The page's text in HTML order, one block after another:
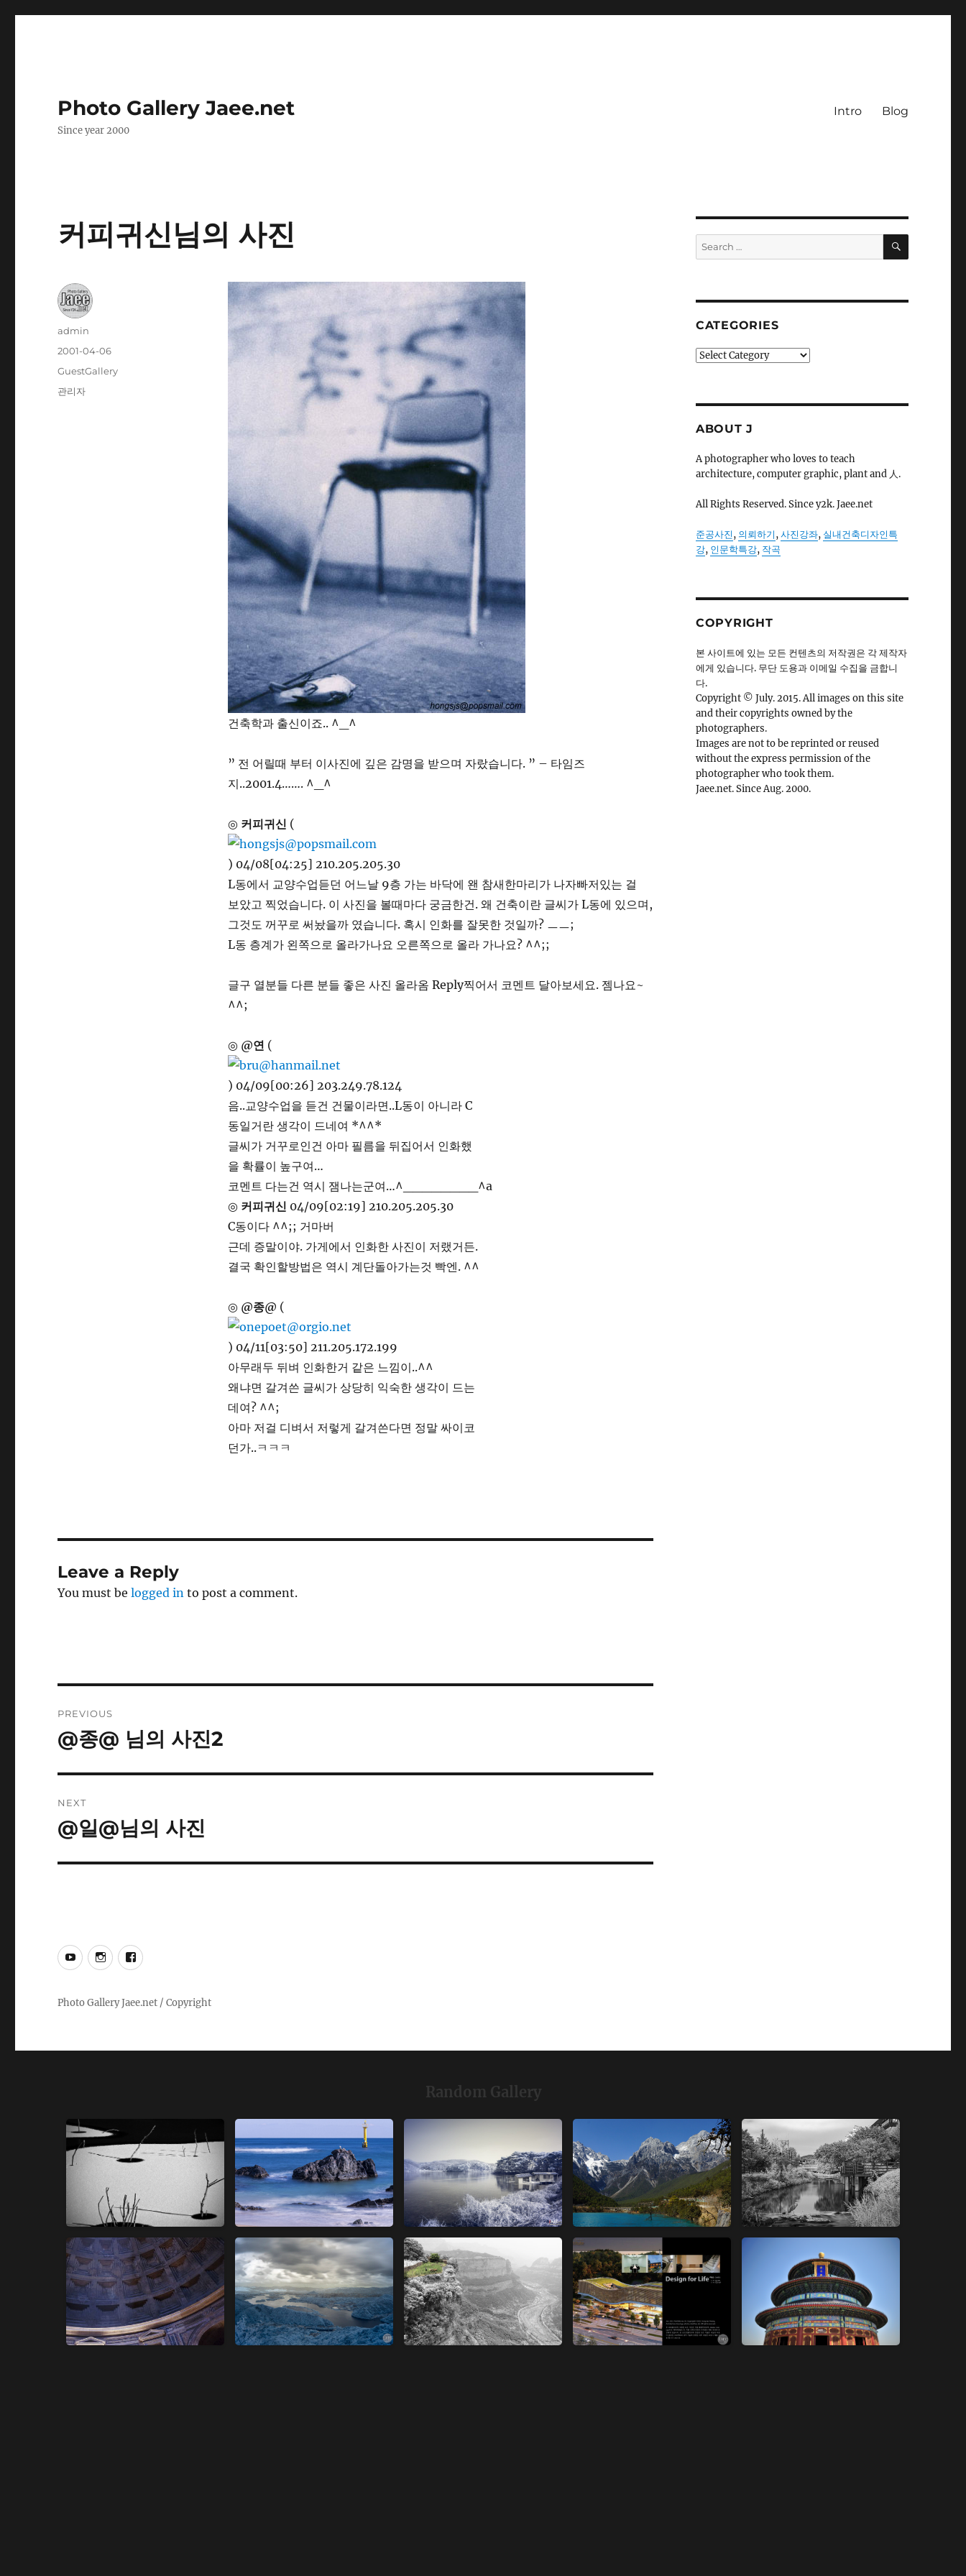
Photo Gallery Jaee.net
Since year 2000
Intro Blog
커피귀신님의 사진
건축학과 출신이죠.. ^_^
” 전 어릴때 부터 이사진에 깊은 감명을 받으며 자랐습니다. ” – 타임즈
지..2001.4……. ^_^
◎ 커피귀신 (
) 04/08[04:25] 210.205.205.30
L동에서 교양수업듣던 어느날 9층 가는 바닥에 왠 참새한마리가 나자빠저있는 걸
보았고 찍었습니다. 이 사진을 볼때마다 궁금한건. 왜 건축이란 글씨가 L동에 있으며,
그것도 꺼꾸로 써놨을까 였습니다. 혹시 인화를 잘못한 것일까? ㅡㅡ;
L동 층계가 왼쪽으로 올라가나요 오른쪽으로 올라 가나요? ^^;;
글구 열분들 다른 분들 좋은 사진 올라옴 Reply찍어서 코멘트 달아보세요. 젬나요~
^^;
◎ @연 (
) 04/09[00:26] 203.249.78.124
음..교양수업을 듣건 건물이라면..L동이 아니라 C
동일거란 생각이 드네여 *^^*
글씨가 거꾸로인건 아마 필름을 뒤집어서 인화했
을 확률이 높구여…
코멘트 다는건 역시 잼나는군여…^________^a
◎ 커피귀신 04/09[02:19] 210.205.205.30
C동이다 ^^;; 거마버
근데 증말이야. 가게에서 인화한 사진이 저랬거든.
결국 확인할방법은 역시 계단돌아가는것 빡엔. ^^
◎ @종@ (
) 04/11[03:50] 211.205.172.199
아무래두 뒤벼 인화한거 같은 느낌이..^^
왜냐면 갈겨쓴 글씨가 상당히 익숙한 생각이 드는
데여? ^^;
아마 저걸 디벼서 저렇게 갈겨쓴다면 정말 싸이코
던가..ㅋㅋㅋ
Author
admin
Posted
2001-04-06
Categories
GuestGallery
Tags
관리자
Leave a Reply
You must belogged in to post a comment.
navigation
PREVIOUS
Previous
@종@ 님의 사진2
NEXT
Next
@일@님의 사진
Search
for:
SEARCH
CATEGORIES
Categories
ABOUT J
A photographer who loves to teach
architecture, computer graphic, plant and 人.
All Rights Reserved. Since y2k. Jaee.net
준공사진, 의뢰하기,사진강좌, 실내건축디자인특
강, 인문학특강, 작곡
COPYRIGHT
본 사이트에 있는 모든 컨텐츠의 저작권은 각 제작자
에게 있습니다. 무단 도용과 이메일 수집을 금합니
다.
Copyright © July. 2015. All images on this site
and their copyrights owned by the
photographers.
Images are not to be reprinted or reused
without the express permission of the
photographer who took them.
Jaee.net. Since Aug. 2000.
YouTubeInstagramFacebook
Random Gallery